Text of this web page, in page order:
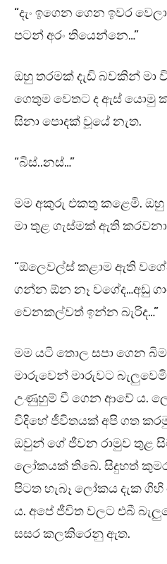
“දැං ඉගෙන ගෙන ඉවර
පටන් අරං තියෙන්නෙ…”
ඔහු තරමක් දැඩි බවකින් මා
ගෙතුම වෙතට ද ඇස් යොමු
සිනා පොදක් වූයේ නැත.
“බිස්..නස්…”
මම අකුරු එකතු කළෙමි.
මා තුළ ගැස්මක් ඇති
“ඕලෙවල්ස් කළාම ඇති
ගන්න ඕන නෑ වගේද…අඩු
වෙනකල්වත් ඉන්න බැරිද…”
මම යටි තොල සපා ගෙන
මාරුවෙන් මාරුවට
උණුහුම් වී ගෙන ආවේ ය.
විදිහේ ජීවිතයක් අපි ගත
ඔවුන් ගේ ජීවන රාමුව තුළ
ලෝකයක් තිබේ. සිදුහත්
පිටත හැබෑ ලෝකය දැක
ය. අපේ ජීවිත වලට එබී
සසර කලකිරෙනු ඇත.